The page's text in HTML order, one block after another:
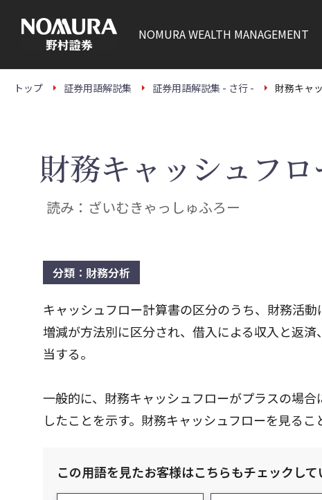
本
NOMURAWEALTH MANAGEMENT
トップ 証券用語解説集 証券用語解説集 - さ行 - 財務キャ
財務キャッシュフロ
読み：ざいむきゃっしゅふろー
分類：財務分析
キャッシュフロー計算書の区分のうち、財務活
増減が方法別に区分され、借入による収入と返
当する。
一般的に、財務キャッシュフローがプラスの場
したことを示す。財務キャッシュフローを見る
この用語を見たお客様はこちらもチェックして